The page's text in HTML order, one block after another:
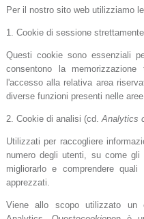
Per il nostro sito web utilizziamo
1. Cookie di sessione
Questi cookie sono essenziali
consentono la
l'accesso alla relativa area
diverse funzioni presenti nelle aree
2. Cookie di analisi (cd. Analytics
Utilizzati per raccogliere
numero degli utenti, su come
migliorarlo e comprendere
apprezzati.
Viene allo scopo utilizzato un